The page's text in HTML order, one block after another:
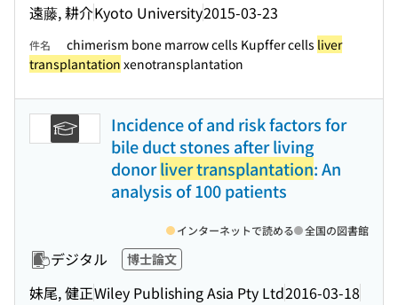
遠藤, 耕介Kyoto University2015-03-23
件名 chimerism bone marrow cells Kupffer cells liver
transplantation xenotransplantation
Incidence of and risk factors for
bile duct stones after living
donorliver transplantation: An
analysis of 100 patients
デジタル 博士論文
妹尾, 健正Wiley Publishing Asia Pty Ltd2016-03-18
インターネットで読める 全国の図書館